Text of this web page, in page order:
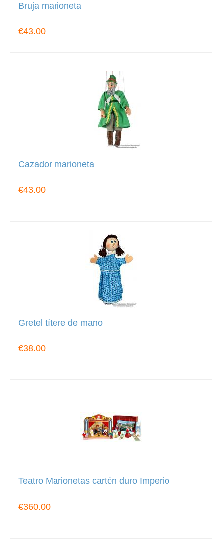
Bruja marioneta
€43.00
Cazador marioneta
€43.00
Gretel títere de mano
€38.00
Teatro Marionetas cartón duro Imperio
€360.00